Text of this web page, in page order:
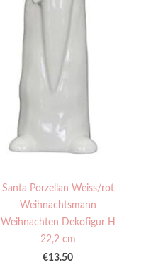
Santa Porzellan Weiss/rot
Weihnachtsmann
Weihnachten Dekofigur H
22,2 cm
€13.50